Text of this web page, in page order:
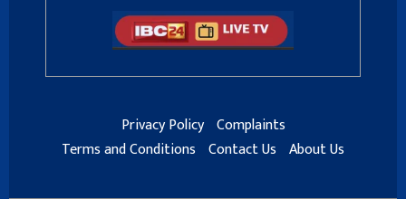
Privacy Policy Complaints
Terms and Conditions Contact Us About Us